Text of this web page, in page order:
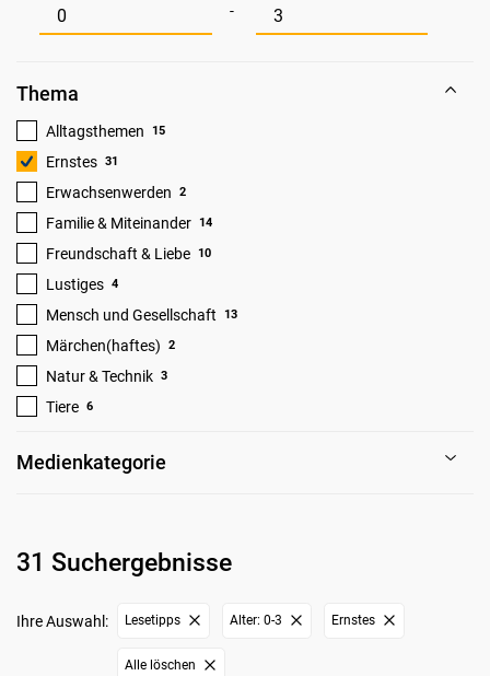
Mindestwert für Alter -
Maximalwert für Alter
Thema
Alltagsthemen 15
Ernstes 31
Erwachsenwerden 2
Familie & Miteinander 14
Freundschaft & Liebe 10
Lustiges 4
Mensch und Gesellschaft 13
Märchen(haftes) 2
Natur & Technik 3
Tiere 6
Medienkategorie
31 Suchergebnisse
Ihre Auswahl: Lesetipps Alter: 0-3 Ernstes
Alle löschen